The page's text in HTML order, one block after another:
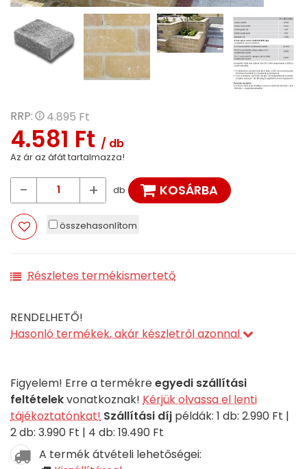
RRP: 4.895 Ft
4.581 Ft / db
Az ár az áfát tartalmazza!
- + db KOSÁRBA
összehasonlítom
Részletes termékismertető
RENDELHETŐ!
Hasonló termékek, akár készletről azonnal
Figyelem! Erre a termékreegyedi szállítási
feltételekvonatkoznak! Kérjük olvassa el lenti
tájékoztatónkat! Szállítási díj példák: 1 db: 2.990 Ft |
2 db: 3.990 Ft | 4 db: 19.490 Ft
A termék átvételi lehetőségei: